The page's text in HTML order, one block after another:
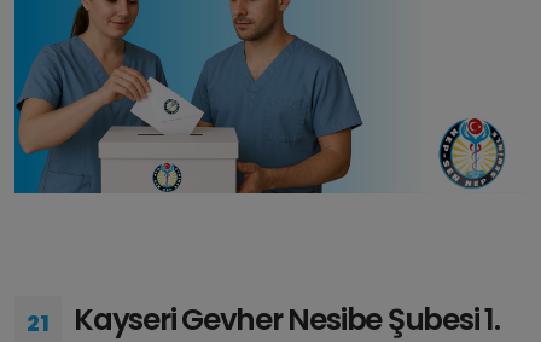
21
Kayseri Gevher Nesibe Şubesi 1.